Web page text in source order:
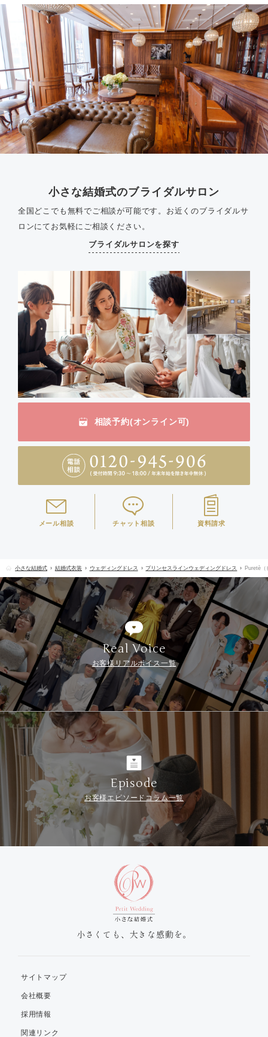
小さな結婚式のブライダルサロン
全国どこでも無料でご相談が可能です。 お近くのブライダルサ
ロンにてお気軽にご相談ください。
ブライダルサロンを探す
相談予約(オンライン可)
メール相談 チャット相談 資料請求
小さな結婚式 結婚式衣装 ウェディングドレス プリンセスラインウェディングドレス Puretè（
Real Voice
お客様リアルボイス一覧
Episode
お客様エピソードコラム一覧
小さくても、大きな感動を。
サイトマップ
会社概要
採用情報
関連リンク